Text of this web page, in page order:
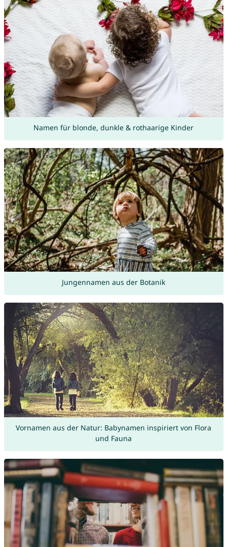
Namen für blonde, dunkle & rothaarige Kinder
Jungennamen aus der Botanik
Vornamen aus der Natur: Babynamen inspiriert von Flora
und Fauna